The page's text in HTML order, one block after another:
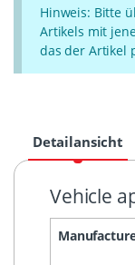
Hinweis: Bitte
Artikels mit
das der Artikel
Detailansicht
Vehicle